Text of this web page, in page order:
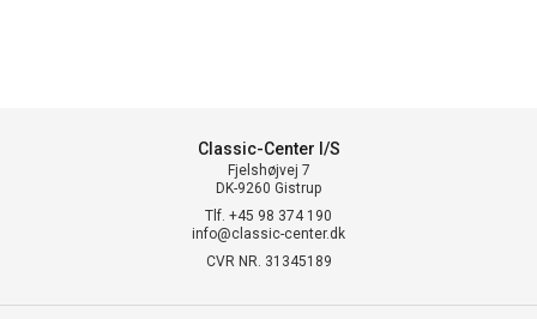
Classic-Center I/S
Fjelshøjvej 7
DK-9260 Gistrup
Tlf. +45 98 374 190
info@classic-center.dk
CVR NR. 31345189